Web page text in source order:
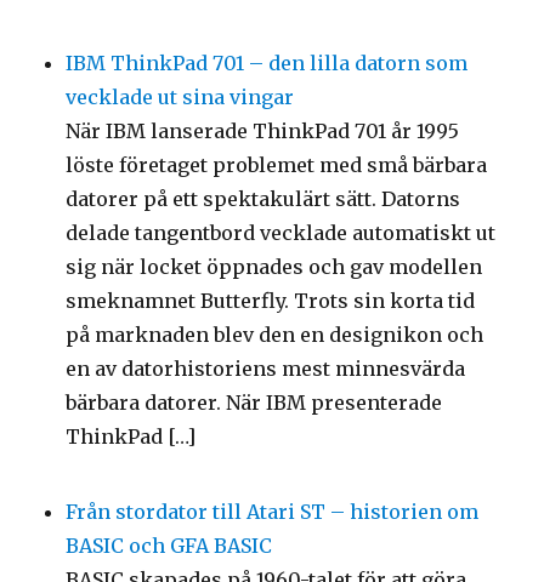
IBM ThinkPad 701 – den lilla datorn som
vecklade ut sina vingar
När IBM lanserade ThinkPad 701 år 1995
löste företaget problemet med små bärbara
datorer på ett spektakulärt sätt. Datorns
delade tangentbord vecklade automatiskt ut
sig när locket öppnades och gav modellen
smeknamnet Butterfly. Trots sin korta tid
på marknaden blev den en designikon och
en av datorhistoriens mest minnesvärda
bärbara datorer. När IBM presenterade
ThinkPad […]
Från stordator till Atari ST – historien om
BASIC och GFA BASIC